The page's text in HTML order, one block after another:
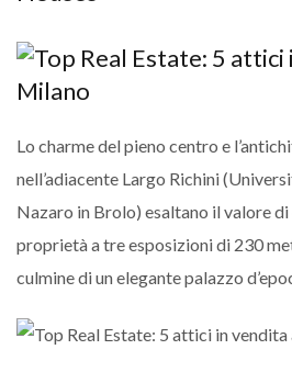
Lo charme del pieno centro e
nell’adiacente Largo Richini
Nazaro in Brolo) esaltano il valore
proprietà a tre esposizioni di 230
culmine di un elegante palazzo